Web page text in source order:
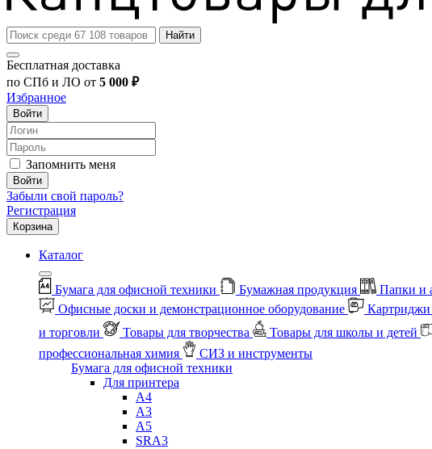
Найти
Бесплатная доставка
по СПб и ЛО от 5 000 ₽
Избранное
Войти
Запомнить меня
Войти
Забыли свой пароль?
Регистрация
Корзина
Каталог
Бумага для офисной техники Бумажная продукция Папки и
Офисные доски и демонстрационное оборудование
Картриджи
и торговли
Товары для творчества Товары для школы и детей
профессиональная химия
СИЗ и инструменты
Бумага для офисной техники
Для принтера
А4
А3
А5
SRA3